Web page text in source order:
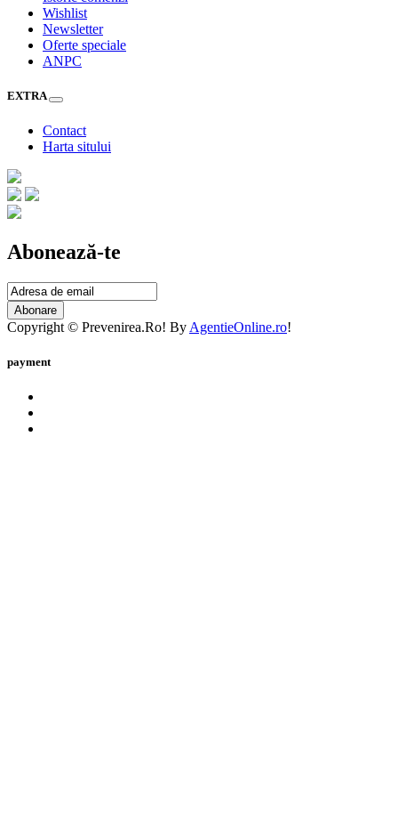
Wishlist
Newsletter
Oferte speciale
ANPC
EXTRA
Contact
Harta sitului
Abonează-te
Abonare
Copyright © Prevenirea.Ro! By AgentieOnline.ro!
payment